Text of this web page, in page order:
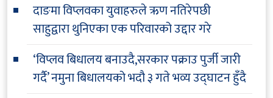
दाङमा विप्लवका युवाहरुले ऋण नतिरेपछी
साहुद्वारा थुनिएका एक परिवारको उद्दार गरे
‘विप्लव बिधालय बनाउदै,सरकार पक्राउ पुर्जी जारी
गर्दै’ नमुना बिधालयको भदौ ३ गते भव्य उद्घाटन हुँदै